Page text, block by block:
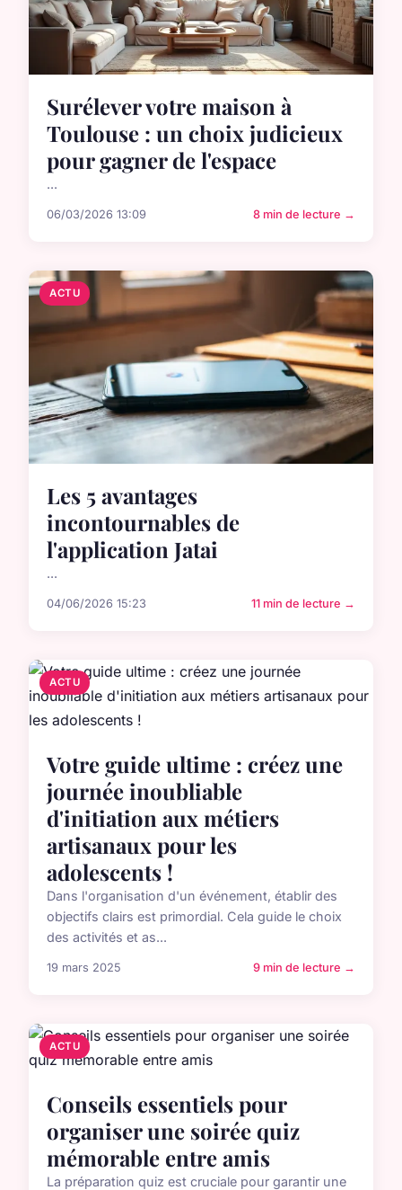
Surélever votre maison à
Toulouse : un choix judicieux
pour gagner de l'espace
...
06/03/2026 13:09 8 min de lecture →
ACTU
Les 5 avantages
incontournables de
l'application Jatai
...
04/06/2026 15:23 11 min de lecture →
ACTU
Votre guide ultime : créez une
journée inoubliable
d'initiation aux métiers
artisanaux pour les
adolescents !
Dans l'organisation d'un événement, établir des
objectifs clairs est primordial. Cela guide le choix
des activités et as...
19 mars 2025 9 min de lecture →
ACTU
Conseils essentiels pour
organiser une soirée quiz
mémorable entre amis
La préparation quiz est cruciale pour garantir une